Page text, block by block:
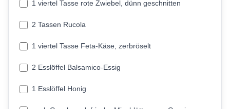
1 viertel Tasse rote Zwiebel, dünn geschnitten
2 Tassen Rucola
1 viertel Tasse Feta-Käse, zerbröselt
2 Esslöffel Balsamico-Essig
1 Esslöffel Honig